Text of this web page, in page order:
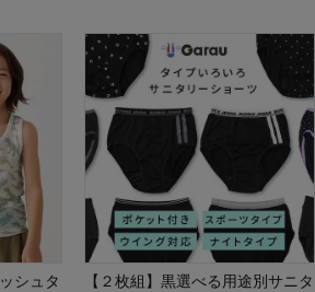
シュタ
【２枚組】黒選べる用途別サニタ